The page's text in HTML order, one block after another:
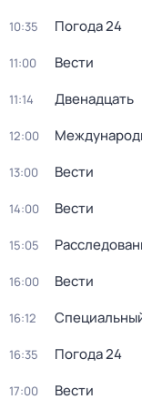
10:35 Погода 24
11:00 Вести
11:14 Двенадцать
12:00
13:00 Вести
14:00 Вести
15:05
16:00 Вести
16:12
16:35 Погода 24
17:00 Вести